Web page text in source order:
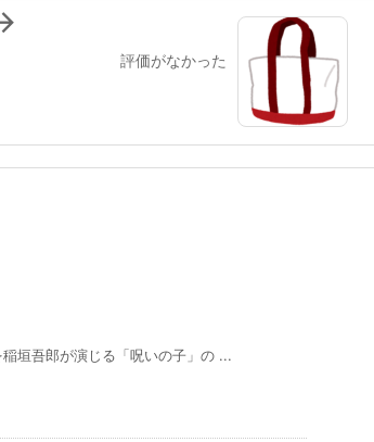
評価がなかった
垣吾郎が演じる「呪いの子」の ...